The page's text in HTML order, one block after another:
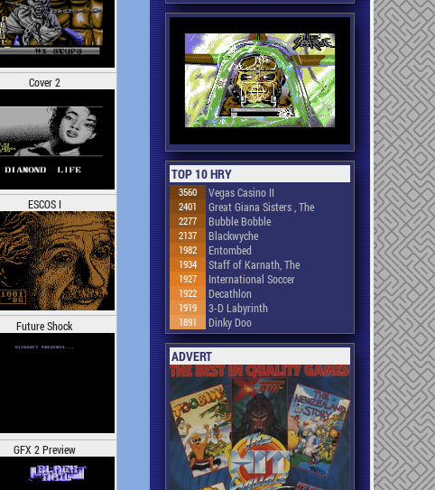
Cover 2
ESCOS I
Future Shock
GFX 2 Preview
TOP 10 HRY
3560 Vegas Casino II
2401 Great Giana Sisters , The
2277 Bubble Bobble
2137 Blackwyche
1982 Entombed
1934 Staff of Karnath, The
1927 International Soccer
1922 Decathlon
1919 3-D Labyrinth
1891 Dinky Doo
ADVERT